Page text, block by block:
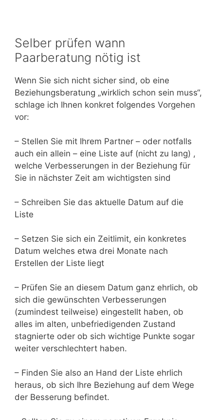
Selber prüfen wann
Paarberatung nötig ist
Wenn Sie sich nicht sicher sind, ob eine
Beziehungsberatung „wirklich schon sein muss“,
schlage ich Ihnen konkret folgendes Vorgehen
vor:
– Stellen Sie mit Ihrem Partner – oder notfalls
auch ein allein – eine Liste auf (nicht zu lang) ,
welche Verbesserungen in der Beziehung für
Sie in nächster Zeit am wichtigsten sind
– Schreiben Sie das aktuelle Datum auf die
Liste
– Setzen Sie sich ein Zeitlimit, ein konkretes
Datum welches etwa drei Monate nach
Erstellen der Liste liegt
– Prüfen Sie an diesem Datum ganz ehrlich, ob
sich die gewünschten Verbesserungen
(zumindest teilweise) eingestellt haben, ob
alles im alten, unbefriedigenden Zustand
stagnierte oder ob sich wichtige Punkte sogar
weiter verschlechtert haben.
– Finden Sie also an Hand der Liste ehrlich
heraus, ob sich Ihre Beziehung auf dem Wege
der Besserung befindet.